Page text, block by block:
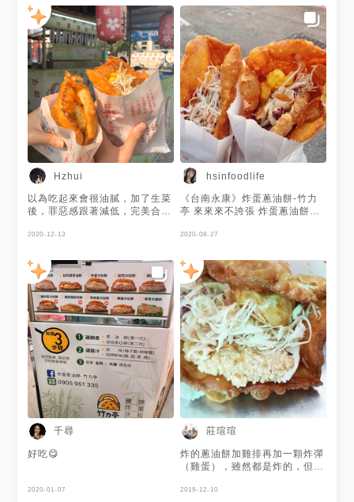
百貨斜對面，有著草原綠的大招
牌，特別醒目不難找，他們主打
特色就是把金黃薄脆的餅皮裡面
放進整塊厚實的雞排、靈魂半熟
蛋、邪惡起司和特製沙拉，多層
次的風味，而且份量很大很有飽
足感！非常適合當下午茶止餓的
鹹食。 ⁡ ➖➖➖餐點介紹➖➖➖ ⁡
✔️10號 魚排蛋沙拉餅-$90：誰
能拒絕一塊沒有魚刺的魚排，重
點用的還是充滿細刺的虱目魚，
魚排肉質扎實不會一咬就散開，
顛覆小編之前對魚排的壞印象，
如果第一次來一定要點上一份。
⁡ ✔️11號 雞排蛋起司沙拉
餅-$90：一個禮拜吃三次就是
這個，大塊厚實的無骨雞排，清
梅子醬+胡椒鹽，鹹酸鹹酸的滋
✔️12號 帶骨大雞排-$80：辣味
用辣醬醃漬過，愛吃辣的人請直
接大辣點下去，辣中稍微帶一點
點甜，不是死辣讓人吃不下那
種。外皮不會乾柴，也不會有滿
滿的麵粉感，趁熱吃小心噴出滿
滿肉汁，放冷也還能保持脆度。
⁡ 📢可以電話提前預訂，點餐方
式先選套餐號碼>在選擇醬汁(原
味/招牌新味)，如果蛋要全熟或
是想吃大辣請先告知!! ⁡
➖➖➖➖➖➖➖➖➖➖ 店名：竹力亭
炸蛋蔥油餅 地址：台南市永康
區復國一路237巷口 電話：
0963-509-339 時間：13:30-
18:00 公休：禮拜一 ⁡ #台南美
食 #永康美食 #台南小吃 #台南
食 #台南鹹食 #台南蔥油餅 #台
Hzhui
以為吃起來會很油膩，加了生菜
後，罪惡感跟著減低，完美合
2020-12-13
hsinfoodlife
《台南永康》炸蛋蔥油餅-竹力
亭 來來來不誇張 炸蛋蔥油餅裡
啦！ 8號-雞排蛋沙拉蔥油餅
脆 刷上特製醬汁 夾了一顆半熟
蛋及生菜沙拉 還夾一片金黃酥
脆且鮮嫩多汁的無骨雞排🤤 整
體吃起來很有飽足感，生菜給蠻
多的，吃起來很清爽不膩口 一
份厚度有多厚看照片的紙袋就知
道😂 📎喜歡吃辣的朋友，他們
的辣醬偏泰式口味喔 5號-炸蛋
沙拉蔥油餅➰40 這個是沒有加
雞排的 走清爽路線😋 炸蛋蔥油
餅-竹力亭 推薦程度：🌕🌕🌕🌗.
🏠：台南市永康區復國一路237
號, 巷口 ⌛️：13:30-19:00（週
一公休） ☎️：0963 509 339 #
台南美食 #永康美食 #炸蛋蔥油
餅 #雞排蔥油餅 #竹力亭 #竹力
亭雞排沙拉蔥油餅 #竹力亭炸蛋
#swfoodlife🎈
2020-08-27
千尋
好吃😋
2020-01-07
莊瑄瑄
炸的蔥油餅加雞排再加一顆炸彈
（雞蛋），雖然都是炸的，但是
次是點辣的口味，在冷冷的天吃
2019-12-10